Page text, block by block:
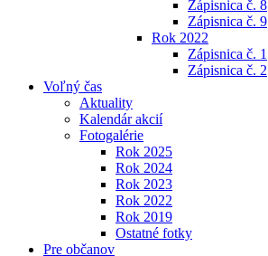
Zápisnica č. 8
Zápisnica č. 9
Rok 2022
Zápisnica č. 1
Zápisnica č. 2
Voľný čas
Aktuality
Kalendár akcií
Fotogalérie
Rok 2025
Rok 2024
Rok 2023
Rok 2022
Rok 2019
Ostatné fotky
Pre občanov